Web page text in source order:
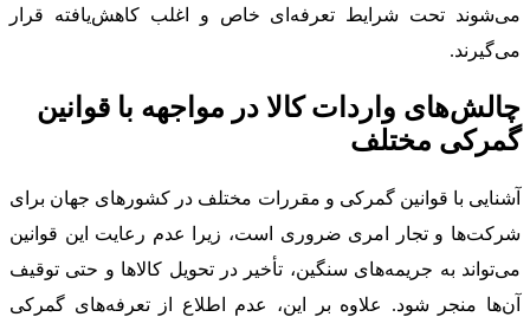
می‌شوند تحت شرایط تعرفه‌ای خاص و اغلب کاهش‌یافته قرار
می‌گیرند.
چالش‌های واردات کالا در مواجهه با قوانین
گمرکی مختلف
آشنایی با قوانین گمرکی و مقررات مختلف در کشورهای جهان برای
شرکت‌ها و تجار امری ضروری است، زیرا عدم رعایت این قوانین
می‌تواند به جریمه‌های سنگین، تأخیر در تحویل کالاها و حتی توقیف
آن‌ها منجر شود. علاوه بر این، عدم اطلاع از تعرفه‌های گمرکی